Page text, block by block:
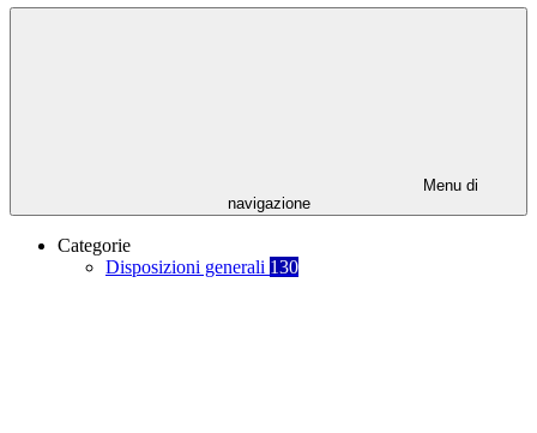
Menu di
navigazione
Categorie
Disposizioni generali 130